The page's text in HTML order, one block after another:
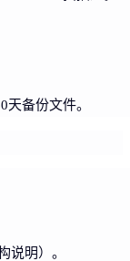
备份文件。
说明）。